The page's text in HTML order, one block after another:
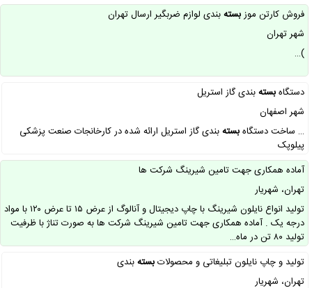
فروش کارتن موزبستهبندی لوازم ضربگیر ارسال تهران
شهر تهران
)…
دستگاهبستهبندی گاز استریل
شهر اصفهان
… ساخت دستگاهبستهبندی گاز استریل ارائه شده در کارخانجات صنعت پزشکی
پیلوپک
آماده همکاری جهت تامین شیرینگ شرکت ها
تهران، شهریار
تولید انواع نایلون شیرینگ با چاپ دیجیتال و آنالوگ از عرض ۱۵ تا عرض ۱۲۰ با مواد
درجه یک . آماده همکاری جهت تامین شیرینگ شرکت ها به صورت تناژ با ظرفیت
تولید ۸۰ تن در ماه…
تولید و چاپ نایلون تبلیغاتی و محصولاتبستهبندی
تهران، شهریار